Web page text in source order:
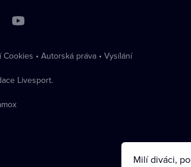
Cookies • Autorská práva • Vysílání
Livesport.
Milí diváci,